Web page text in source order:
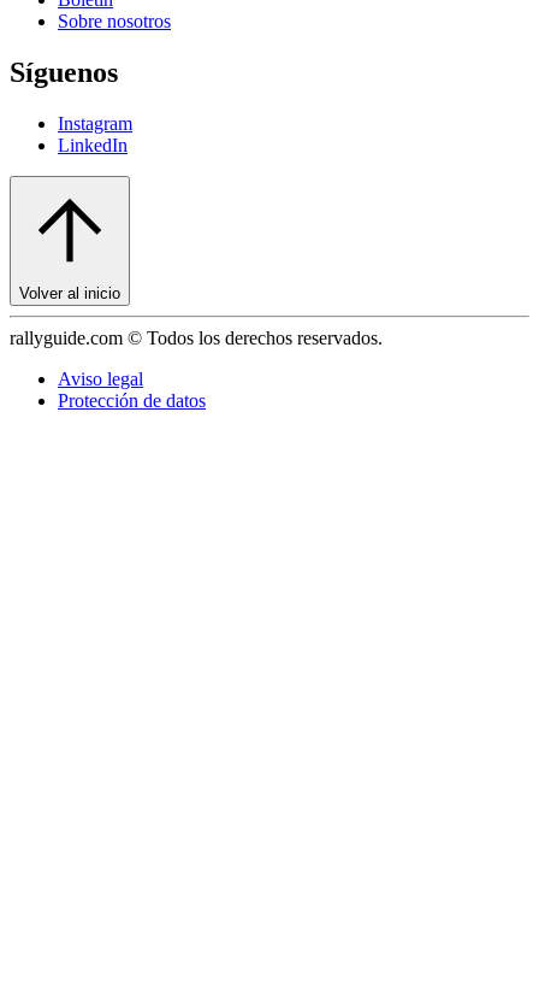
Sobre nosotros
Síguenos
Instagram
LinkedIn
Volver al inicio
rallyguide.com © Todos los derechos reservados.
Aviso legal
Protección de datos